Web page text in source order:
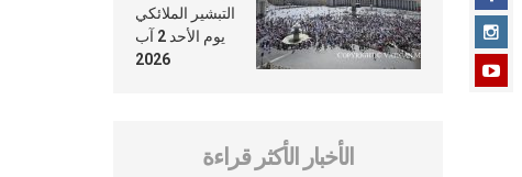
التبشير الملائكي
يوم الأحد 2 آب
2026
الأخبار الأكثر قراءة